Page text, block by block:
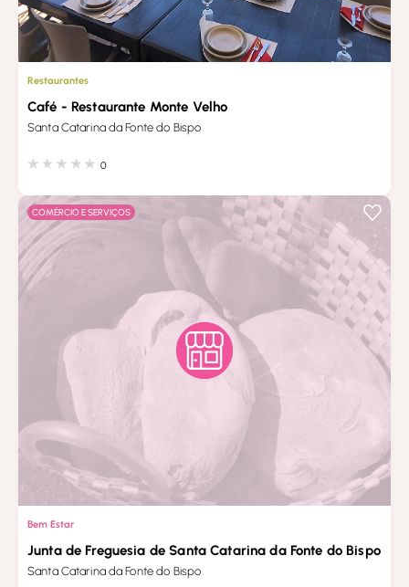
Restaurantes
Café - Restaurante Monte Velho
Santa Catarina da Fonte do Bispo
0
COMÉRCIO E SERVIÇOS
Bem Estar
Junta de Freguesia de Santa Catarina da Fonte do Bispo
Santa Catarina da Fonte do Bispo